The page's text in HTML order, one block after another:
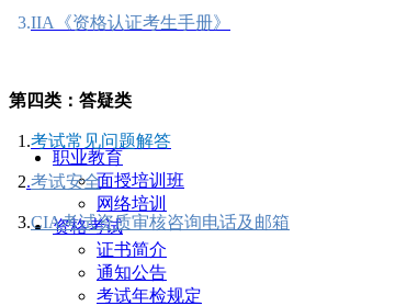
职业教育
面授培训班
网络培训
资格考试
证书简介
通知公告
考试年检规定
3.IIA《资格认证考生手册》
第四类： 答疑类
1.考试常见问题解答
2.考试安全
3.CIA考试资质审核咨询电话及邮箱